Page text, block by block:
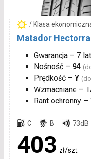
/ Klasa
Matador Hectorra
Gwarancja – 7 lat
Nośność – 94
Prędkość – Y
Wzmacniane –
Rant ochronny –
C B 73dB
403 zł/szt.